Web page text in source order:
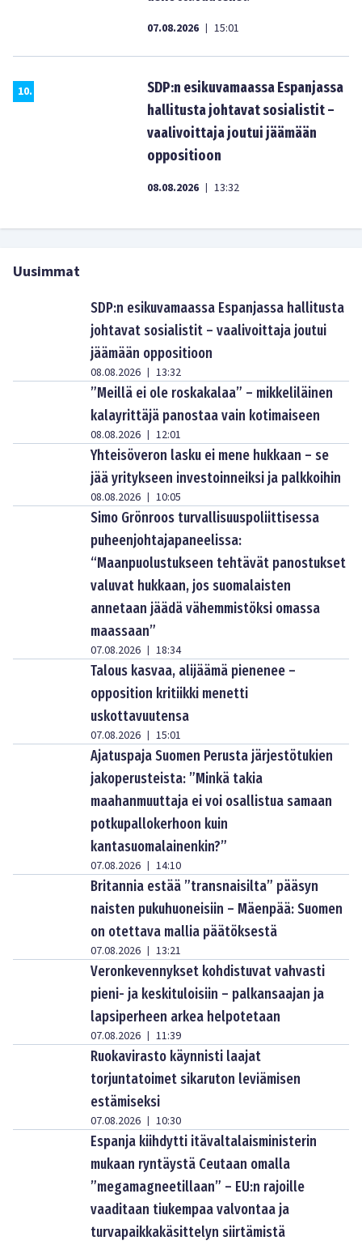
07.08.2026 | 15:01
10.
SDP:n esikuvamaassa Espanjassa
hallitusta johtavat sosialistit –
vaalivoittaja joutui jäämään
oppositioon
08.08.2026 | 13:32
Uusimmat
SDP:n esikuvamaassa Espanjassa hallitusta
johtavat sosialistit – vaalivoittaja joutui
jäämään oppositioon
08.08.2026 | 13:32
”Meillä ei ole roskakalaa” – mikkeliläinen
kalayrittäjä panostaa vain kotimaiseen
08.08.2026 | 12:01
Yhteisöveron lasku ei mene hukkaan – se
jää yritykseen investoinneiksi ja palkkoihin
08.08.2026 | 10:05
Simo Grönroos turvallisuuspoliittisessa
puheenjohtajapaneelissa:
“Maanpuolustukseen tehtävät panostukset
valuvat hukkaan, jos suomalaisten
annetaan jäädä vähemmistöksi omassa
maassaan”
07.08.2026 | 18:34
Talous kasvaa, alijäämä pienenee –
opposition kritiikki menetti
uskottavuutensa
07.08.2026 | 15:01
Ajatuspaja Suomen Perusta järjestötukien
jakoperusteista: ”Minkä takia
maahanmuuttaja ei voi osallistua samaan
potkupallokerhoon kuin
kantasuomalainenkin?”
07.08.2026 | 14:10
Britannia estää ”transnaisilta” pääsyn
naisten pukuhuoneisiin – Mäenpää: Suomen
on otettava mallia päätöksestä
07.08.2026 | 13:21
Veronkevennykset kohdistuvat vahvasti
pieni- ja keskituloisiin – palkansaajan ja
lapsiperheen arkea helpotetaan
07.08.2026 | 11:39
Ruokavirasto käynnisti laajat
torjuntatoimet sikaruton leviämisen
estämiseksi
07.08.2026 | 10:30
Espanja kiihdytti itävaltalaisministerin
mukaan ryntäystä Ceutaan omalla
”megamagneetillaan” – EU:n rajoille
vaaditaan tiukempaa valvontaa ja
turvapaikkakäsittelyn siirtämistä